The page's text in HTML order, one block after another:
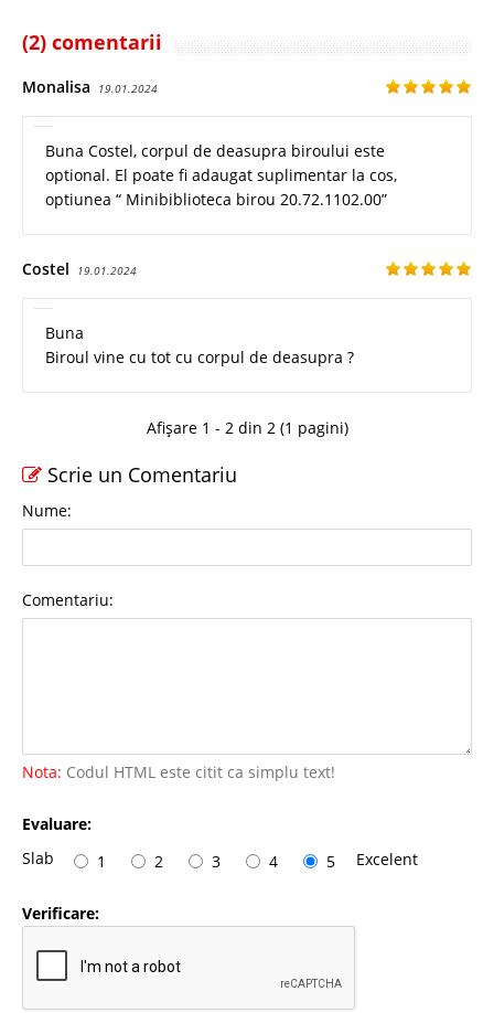
(2) comentarii
Monalisa 19.01.2024
Buna Costel, corpul de deasupra biroului este
optional. El poate fi adaugat suplimentar la cos,
optiunea “ Minibiblioteca birou 20.72.1102.00”
Costel 19.01.2024
Buna
Biroul vine cu tot cu corpul de deasupra ?
Afișare 1 - 2 din 2 (1 pagini)
Scrie un Comentariu
Nume:
Comentariu:
Nota: Codul HTML este citit ca simplu text!
Evaluare:
Slab
1 2 3 4 5 Excelent
Verificare: